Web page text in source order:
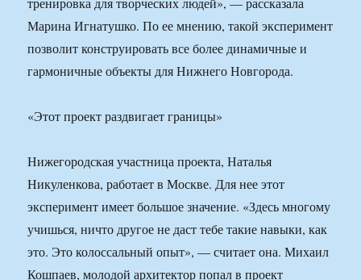
Марина Игнатушко. По ее мнению, такой эксперимент
позволит конструировать все более динамичные и
гармоничные объекты для Нижнего Новгорода.
«Этот проект раздвигает границы»
Нижегородская участница проекта, Наталья
Никуленкова, работает в Москве. Для нее этот
эксперимент имеет большое значение. «Здесь многому
учишься, ничто другое не даст тебе такие навыки, как
это. Это колоссальный опыт», — считает она. Михаил
Кошпаев, молодой архитектор попал в проект